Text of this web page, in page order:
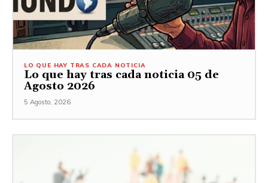
LO QUE HAY TRAS CADA NOTICIA
Lo que hay tras cada noticia 05 de
Agosto 2026
5 Agosto, 2026